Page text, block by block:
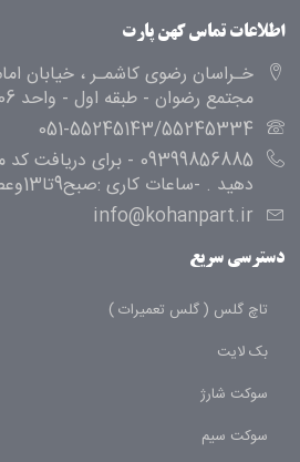
اطلاعات تماس کهن پارت
مجتمع رضوان - طبقه اول - واحد 106 -107 و 108
051-55245143/55245334
09399856885 - برای
دهید . -ساعات کاری :صبح9تا13وعصر18تا20
info@kohanpart.ir
دسترسی سریع
تاچ گلس ( گلس تعمیرات )
بک لایت
سوکت شارژ
سوکت سیم